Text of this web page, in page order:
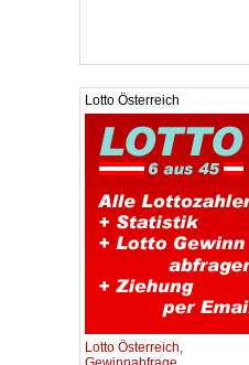
Lotto Österreich
Lotto Österreich,